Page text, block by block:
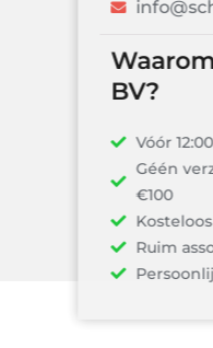
Waarom
BV?
Vóór 12:00
Géén
Kosteloos
Ruim
Persoonlijke